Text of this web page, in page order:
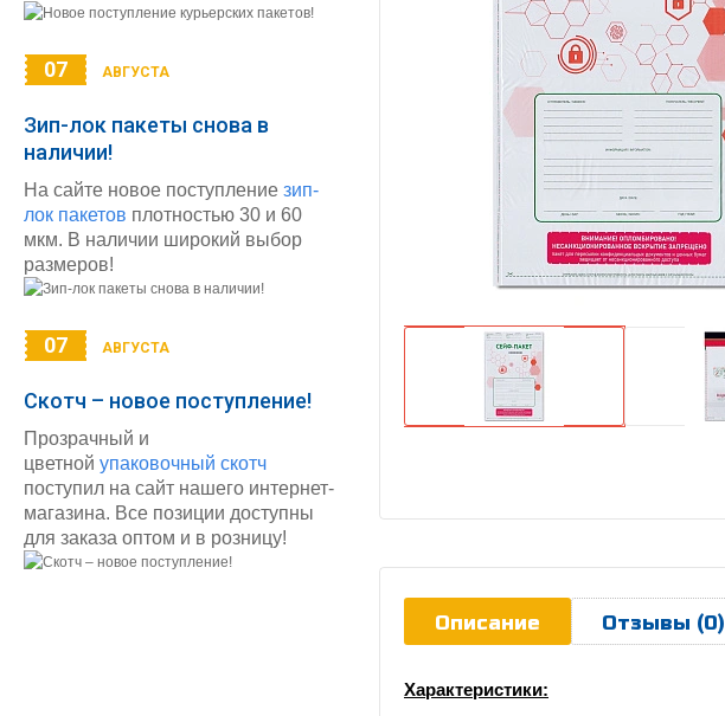
Описание Отзывы (0)
Характеристики:
07 АВГУСТА
Зип-лок пакеты снова в
наличии!
На сайте новое поступление зип-
лок пакетов плотностью 30 и 60
мкм. В наличии широкий выбор
размеров!
07 АВГУСТА
Скотч – новое поступление!
Прозрачный и
цветной упаковочный скотч
поступил на сайт нашего интернет-
магазина. Все позиции доступны
для заказа оптом и в розницу!